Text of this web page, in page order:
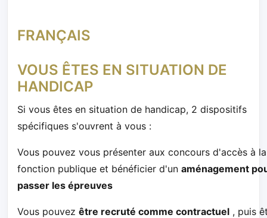
FRANÇAIS
VOUS ÊTES EN SITUATION DE
HANDICAP
Si vous êtes en situation de handicap, 2 dispositifs
spécifiques s'ouvrent à vous :
Vous pouvez vous présenter aux concours d'accès à la
fonction publique et bénéficier d'un aménagement
passer les épreuves
Vous pouvez être recruté comme contractuel , puis